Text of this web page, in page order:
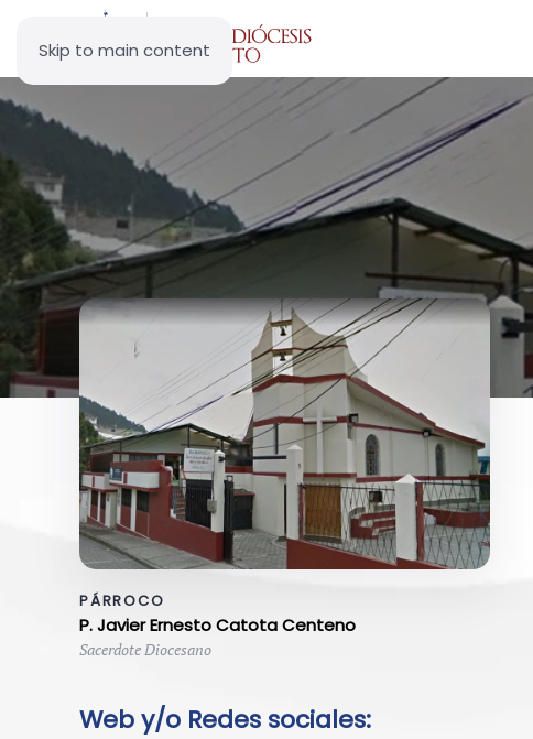
Skip to main content
PÁRROCO
P. Javier Ernesto Catota Centeno
Sacerdote Diocesano
Web y/o Redes sociales: